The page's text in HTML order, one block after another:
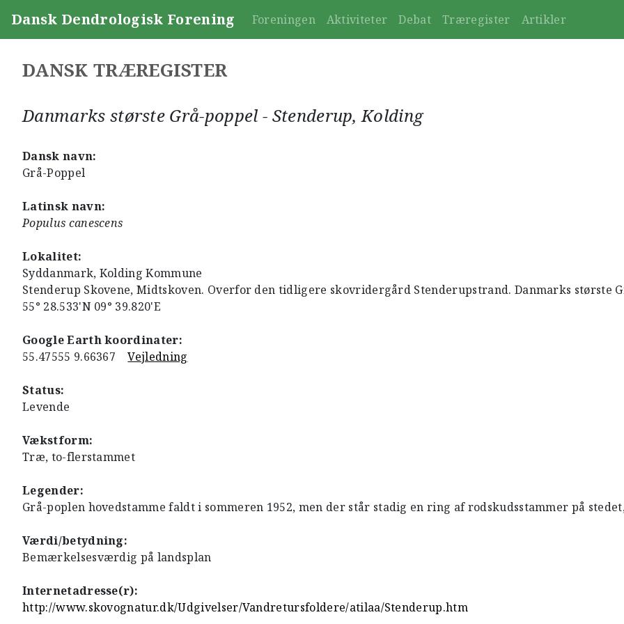
Dansk Dendrologisk Forening Foreningen Aktiviteter Debat Træregister Artikler
DANSK TRÆREGISTER
Danmarks største Grå-poppel - Stenderup, Kolding
Dansk navn:
Grå-Poppel
Latinsk navn:
Populus canescens
Lokalitet:
Syddanmark, Kolding Kommune
Stenderup Skovene, Midtskoven. Overfor den tidligere skovridergård Stenderupstrand. Danmarks største
55° 28.533'N 09° 39.820'E
Google Earth koordinater:
55.47555 9.66367Vejledning
Status:
Levende
Vækstform:
Træ, to-flerstammet
Legender:
Grå-poplen hovedstamme faldt i sommeren 1952, men der står stadig en ring af rodskudsstammer på
Værdi/betydning:
Bemærkelsesværdig på landsplan
Internetadresse(r):
http://www.skovognatur.dk/Udgivelser/Vandretursfoldere/atilaa/Stenderup.htm